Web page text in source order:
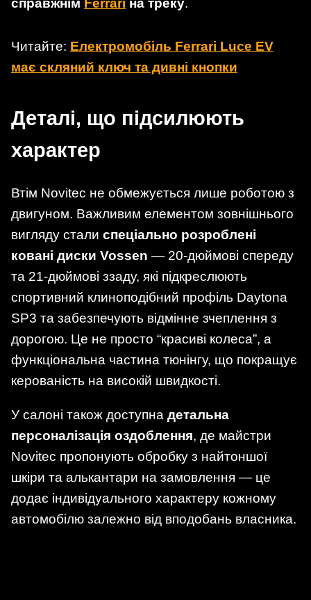
справжнім Ferrari на треку.
Читайте: Електромобіль Ferrari Luce EV
має скляний ключ та дивні кнопки
Деталі, що підсилюють
характер
Втім Novitec не обмежується лише роботою з
двигуном. Важливим елементом зовнішнього
вигляду стали спеціально розроблені
ковані диски Vossen — 20-дюймові спереду
та 21-дюймові ззаду, які підкреслюють
спортивний клиноподібний профіль Daytona
SP3 та забезпечують відмінне зчеплення з
дорогою. Це не просто “красиві колеса”, а
функціональна частина тюнінгу, що покращує
керованість на високій швидкості.
У салоні також доступна детальна
персоналізація оздоблення, де майстри
Novitec пропонують обробку з найтоншої
шкіри та алькантари на замовлення — це
додає індивідуального характеру кожному
автомобілю залежно від вподобань власника.